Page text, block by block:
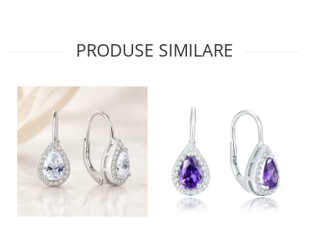
PRODUSE SIMILARE